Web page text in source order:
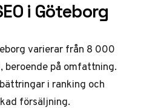
i Göteborg
varierar från 8 000
på omfattning.
i ranking och
försäljning.